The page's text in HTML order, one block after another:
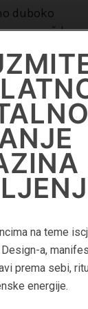
duboko
smo možda
iz okoline u
pomoći klijentima
i
biznis"
na teme
a,
prema sebi,
energije.